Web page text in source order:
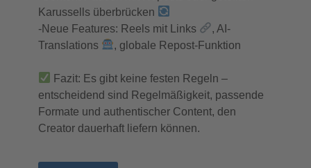
Karussells überbrücken
-Neue Features: Reels mit Links
, AI-
Translations
, globale Repost-Funktion
Fazit: Es gibt keine festen Regeln –
entscheidend sind Regelmäßigkeit, passende
Formate und authentischer Content, den
Creator dauerhaft liefern können.